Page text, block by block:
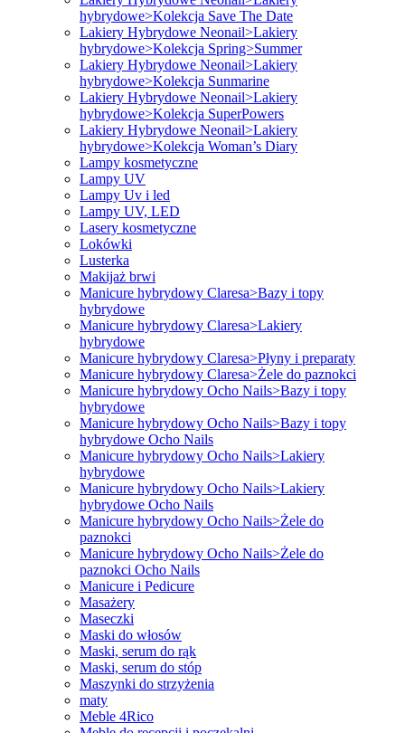
hybrydowe>Kolekcja Save The Date
Lakiery Hybrydowe Neonail>Lakiery
hybrydowe>Kolekcja Spring>Summer
Lakiery Hybrydowe Neonail>Lakiery
hybrydowe>Kolekcja Sunmarine
Lakiery Hybrydowe Neonail>Lakiery
hybrydowe>Kolekcja SuperPowers
Lakiery Hybrydowe Neonail>Lakiery
hybrydowe>Kolekcja Woman’s Diary
Lampy kosmetyczne
Lampy UV
Lampy Uv i led
Lampy UV, LED
Lasery kosmetyczne
Lokówki
Lusterka
Makijaż brwi
Manicure hybrydowy Claresa>Bazy i topy
hybrydowe
Manicure hybrydowy Claresa>Lakiery
hybrydowe
Manicure hybrydowy Claresa>Płyny i preparaty
Manicure hybrydowy Claresa>Żele do paznokci
Manicure hybrydowy Ocho Nails>Bazy i topy
hybrydowe
Manicure hybrydowy Ocho Nails>Bazy i topy
hybrydowe Ocho Nails
Manicure hybrydowy Ocho Nails>Lakiery
hybrydowe
Manicure hybrydowy Ocho Nails>Lakiery
hybrydowe Ocho Nails
Manicure hybrydowy Ocho Nails>Żele do
paznokci
Manicure hybrydowy Ocho Nails>Żele do
paznokci Ocho Nails
Manicure i Pedicure
Masażery
Maseczki
Maski do włosów
Maski, serum do rąk
Maski, serum do stóp
Maszynki do strzyżenia
maty
Meble 4Rico